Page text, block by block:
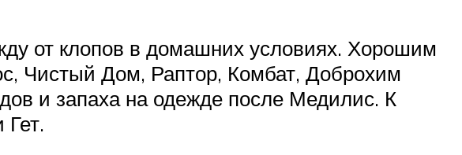
от клопов в домашних условиях. Хорошим
Чистый Дом, Раптор, Комбат, Доброхим
и запаха на одежде после Медилис. К